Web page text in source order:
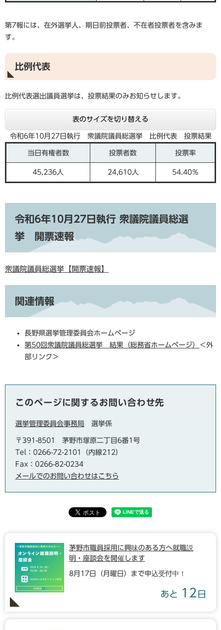
第7報には、在外選挙人、期日前投票者、不在者投票者を含みま
す。
比例代表
比例代表選出議員選挙は、投票結果のみお知らせします。
表のサイズを切り替える
令和6年10月27日執行 衆議院議員総選挙 比例代表 投票結果
当日有権者数 投票者数 投票率
45,236人 24,610人 54.40％
令和6年10月27日執行 衆議院議員総選
挙 開票速報
衆議院議員総選挙【開票速報】
関連情報
長野県選挙管理委員会ホームページ
第50回衆議院議員総選挙​​ 結果（総務省ホームページ）
＜外
部リンク＞
このページに関するお問い合わせ先
選挙管理委員会事務局 選挙係
〒391-8501
茅野市塚原二丁目6番1号
Tel：0266-72-2101（内線212）
Fax：0266-82-0234
メールでのお問い合わせはこちら
茅野市職員採用に興味のある方へ就職説
明・座談会を開催します
8月17日（月曜日）まで申込受付中！
あと 12 日